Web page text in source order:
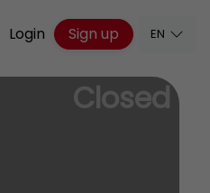
Login Sign up EN
Closed